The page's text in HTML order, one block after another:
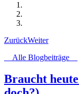
ZurückWeiter
Alle Blogbeiträge
Braucht